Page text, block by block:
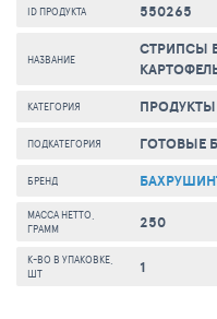
ID ПРОДУКТА 550265
НАЗВАНИЕ
СТРИПСЫ
КАТЕГОРИЯ
ПОДКАТЕГОРИЯ ГОТОВЫЕ
БРЕНД
МАССА НЕТТО,
ГРАММ
250
К-ВО В УПАКОВКЕ,
ШТ
1